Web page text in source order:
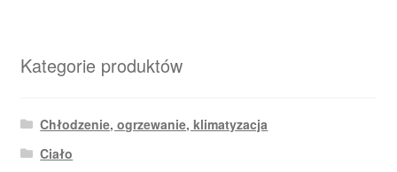
Kategorie produktów
Chłodzenie, ogrzewanie, klimatyzacja
Ciało